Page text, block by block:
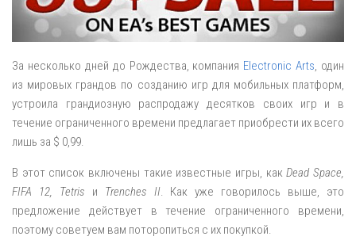
За несколько дней до Рождества, компания Electronic Arts , один
из мировых грандов по созданию игр для мобильных платформ,
устроила грандиозную распродажу десятков своих игр и в
течение ограниченного времени предлагает приобрести их всего
лишь за $ 0,99.
В этот список включены такие известные игры, какDead Space,
FIFA 12, Tetris и Trenches II. Как уже говорилось выше, это
предложение действует в течение ограниченного времени,
поэтому советуем вам поторопиться с их покупкой.